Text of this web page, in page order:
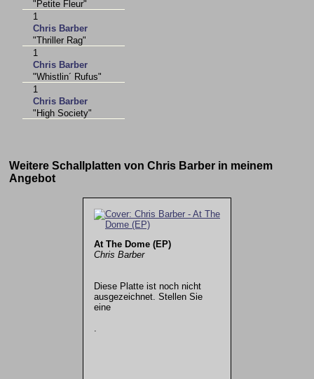
"Petite Fleur"
1
Chris Barber
"Thriller Rag"
1
Chris Barber
"Whistlin´ Rufus"
1
Chris Barber
"High Society"
Weitere Schallplatten von Chris Barber in meinem
Angebot
At The Dome (EP)
Chris Barber
Diese Platte ist noch nicht
ausgezeichnet. Stellen Sie
eine